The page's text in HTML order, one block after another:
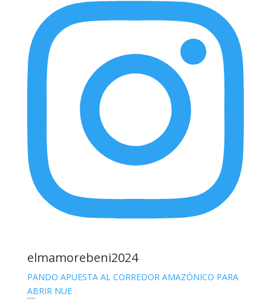
elmamorebeni2024
PANDO APUESTA AL CORREDOR AMAZÓNICO PARA
ABRIR NUE